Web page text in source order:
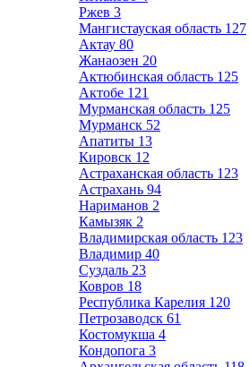
Ржев 3
Мангистауская область 127
Актау 80
Жанаозен 20
Актюбинская область 125
Актобе 121
Мурманская область 125
Мурманск 52
Апатиты 13
Кировск 12
Астраханская область 123
Астрахань 94
Нариманов 2
Камызяк 2
Владимирская область 123
Владимир 40
Суздаль 23
Ковров 18
Республика Карелия 120
Петрозаводск 61
Костомукша 4
Кондопога 3